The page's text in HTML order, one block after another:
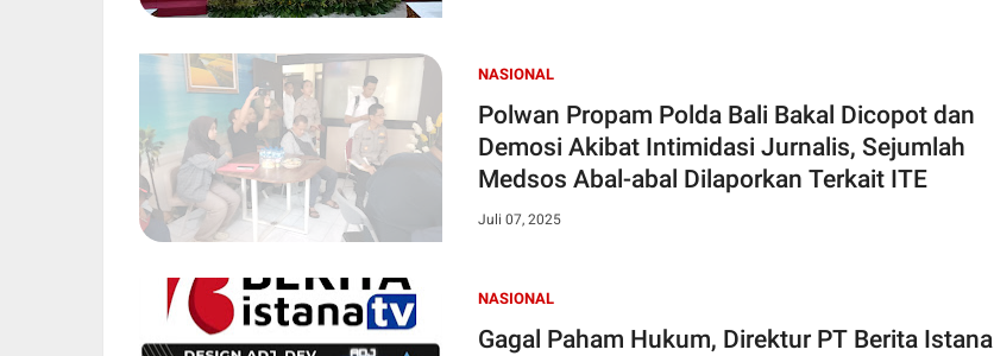
NASIONAL
Polwan Propam Polda Bali Bakal Dicopot dan
Demosi Akibat Intimidasi Jurnalis, Sejumlah
Medsos Abal-abal Dilaporkan Terkait ITE
Juli 07, 2025
NASIONAL
Gagal Paham Hukum, Direktur PT Berita Istana